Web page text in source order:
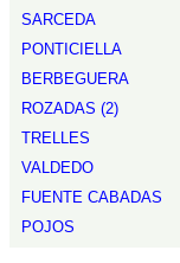
SARCEDA
PONTICIELLA
BERBEGUERA
ROZADAS (2)
TRELLES
VALDEDO
FUENTE CABADAS
POJOS